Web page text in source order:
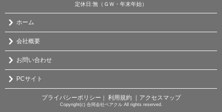
定休日:無（ＧＷ・年末年始）
ホーム
会社概要
お問い合わせ
PCサイト
プライバシーポリシー ｜ 利用規約 ｜アクセスマップ
Copyright(c) 合同会社ベアクル All rights reserved.